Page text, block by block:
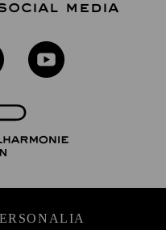
MEDIA